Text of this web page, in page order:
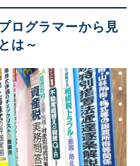
ログラマーから見
は～